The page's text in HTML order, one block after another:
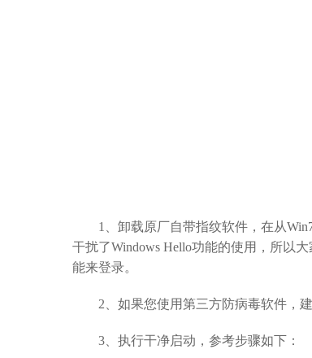
1、卸载原厂自带指纹软件，在从
干扰了Windows Hello功能的使用，所以
能来登录。
2、如果您使用第三方防病毒软件，建
3、执行干净启动，参考步骤如下：